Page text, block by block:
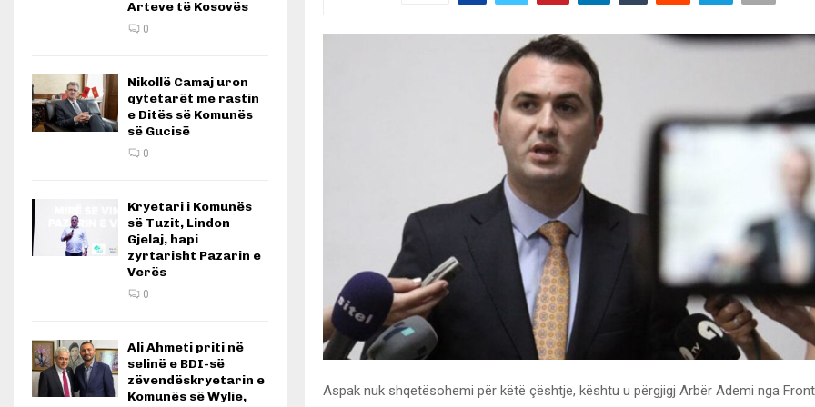
Aspak nuk shqetësohemi për këtë çështje, kështu u përgjigj Arbër Ademi nga
Arteve të Kosovës
0
Nikollë Camaj uron
qytetarët me rastin
e Ditës së Komunës
së Gucisë
0
Kryetari i Komunës
së Tuzit, Lindon
Gjelaj, hapi
zyrtarisht Pazarin e
Verës
0
Ali Ahmeti priti në
selinë e BDI-së
zëvendëskryetarin e
Komunës së Wylie,